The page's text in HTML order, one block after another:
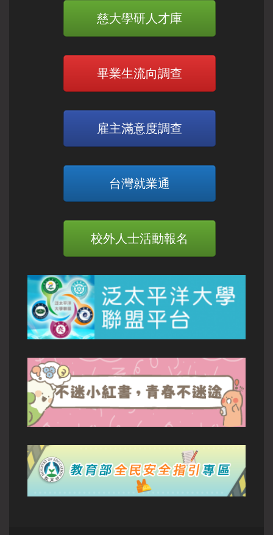
慈大學研人才庫
畢業生流向調查
雇主滿意度調查
台灣就業通
校外人士活動報名